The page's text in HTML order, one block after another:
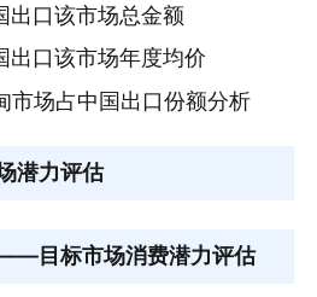
口该市场总金额
口该市场年度均价
场占中国出口份额分析
潜力评估
目标市场消费潜力评估